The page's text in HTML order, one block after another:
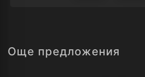
Още предложения